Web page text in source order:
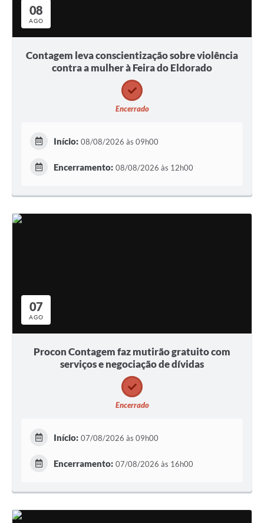
08
AGO
Contagem leva conscientização sobre violência
contra a mulher à Feira do Eldorado
Encerrado
Início: 08/08/2026 às 09h00
Encerramento: 08/08/2026 às 12h00
07
AGO
Procon Contagem faz mutirão gratuito com
serviços e negociação de dívidas
Encerrado
Início: 07/08/2026 às 09h00
Encerramento: 07/08/2026 às 16h00